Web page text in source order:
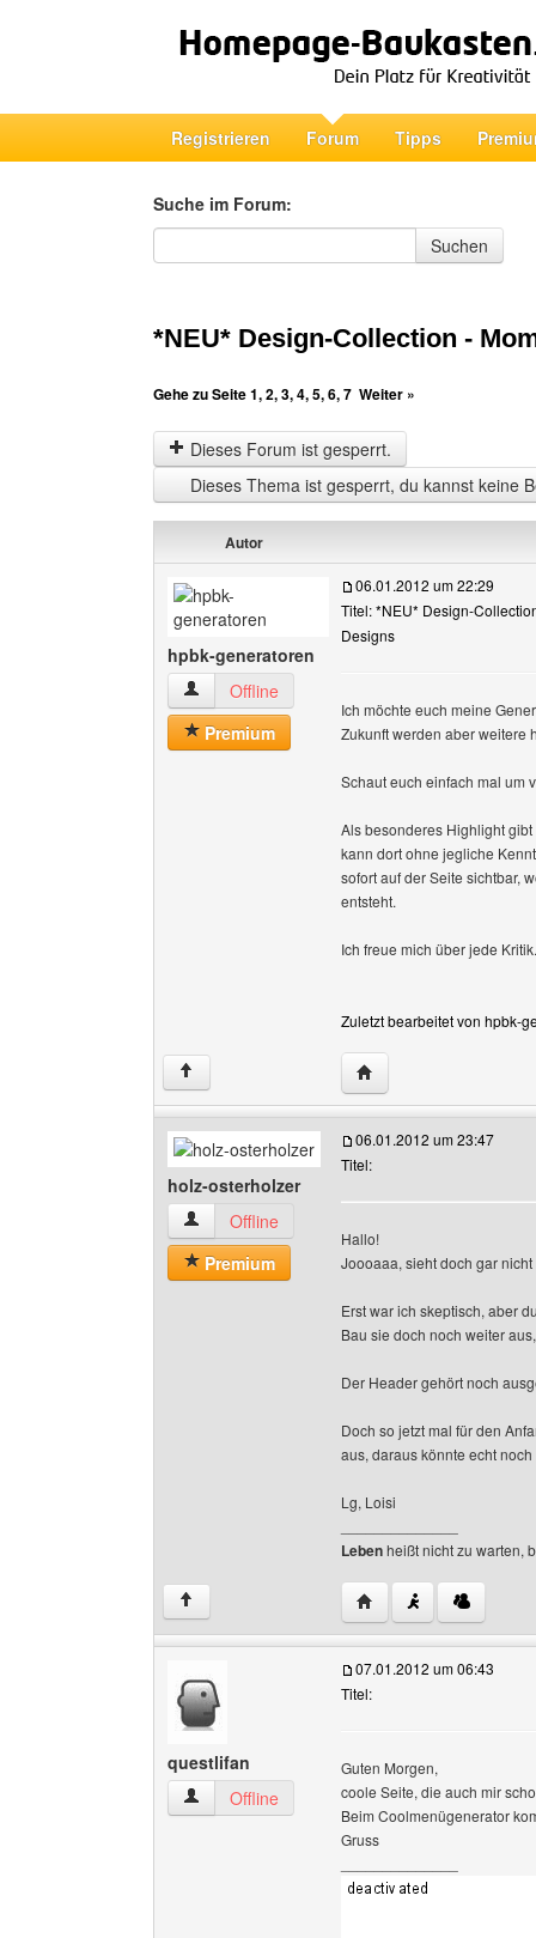
Registrieren Forum Tipps
Suche im Forum:
Suche im Forum
Suchen
*NEU* Design-Collection -
Gehe zu Seite1,2,3,4,5,6,7 Weiter »
Dieses Forum ist gesperrt.
Dieses Thema ist gesperrt, du kannst keine
Autor
hpbk-generatoren
hpbk-generatoren Benutzer-Profile anzeigen
Offline
Premium
06.01.2012 um 22:29
Titel: *NEU* Design-
Designs
Ich möchte euch meine
Zukunft werden aber weitere
Schaut euch einfach mal um
Als besonderes Highlight
kann dort ohne jegliche
sofort auf der Seite sichtbar,
entsteht.
Ich freue mich über jede
Zuletzt bearbeitet von hpbk-
↑ Website dieses
holz-osterholzer
holz-osterholzer Benutzer-Profile anzeigen
Offline
Premium
06.01.2012 um 23:47
Titel:
Hallo!
Joooaaa, sieht doch gar
Erst war ich skeptisch, aber
Bau sie doch noch weiter
Der Header gehört noch
Doch so jetzt mal für den
aus, daraus könnte echt
Lg, Loisi
Lebenheißt nicht zu warten,
↑ Website dieses
questlifan
questlifan Benutzer-Profile anzeigen
Offline
07.01.2012 um 06:43
Titel:
Guten Morgen,
coole Seite, die auch mir
Beim Coolmenügenerator
Gruss